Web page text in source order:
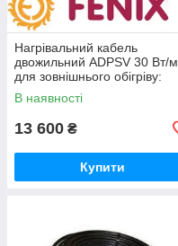
Нагрівальний кабель
двожильний ADPSV 30 Вт/м
для зовнішнього обігріву:
2800 Вт
В наявності
13 600 ₴
Купити